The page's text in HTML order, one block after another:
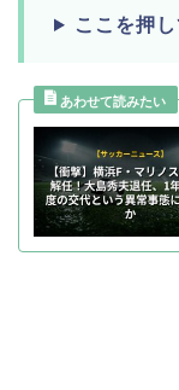
ここを押